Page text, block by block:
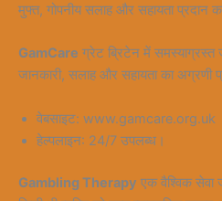
मुफ्त, गोपनीय सलाह और सहायता प्रदान
GamCare ग्रेट ब्रिटेन में
जानकारी, सलाह और सहायता का अग्रणी
वेबसाइट: www.gamcare.org.uk
हेल्पलाइन: 24/7 उपलब्ध।
Gambling Therapy एक वैश्विक सेवा